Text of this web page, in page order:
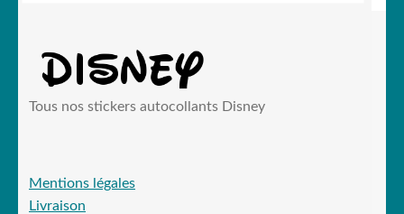
Tous nos stickers autocollants Disney
Mentions légales
Livraison